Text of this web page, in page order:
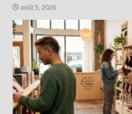
août 5, 2026